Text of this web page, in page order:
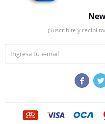
¡Suscribite y recibí
 